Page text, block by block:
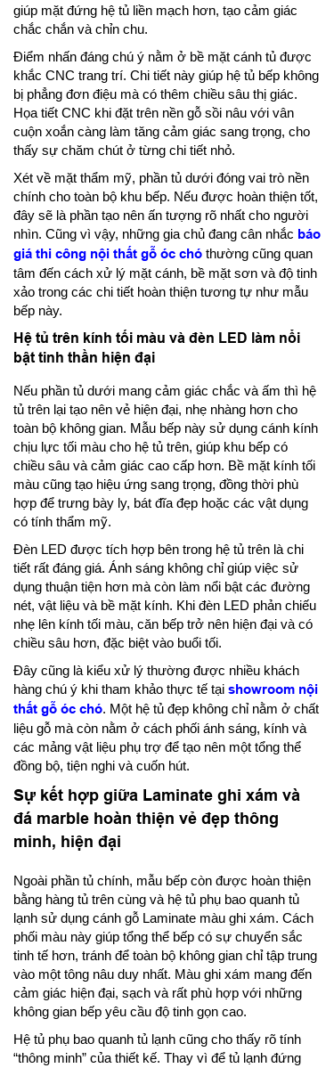
giúp mặt đứng hệ tủ liền mạch hơn, tạo cảm giác
chắc chắn và chỉn chu.
Điểm nhấn đáng chú ý nằm ở bề mặt cánh tủ được
khắc CNC trang trí. Chi tiết này giúp hệ tủ bếp không
bị phẳng đơn điệu mà có thêm chiều sâu thị giác.
Họa tiết CNC khi đặt trên nền gỗ sồi nâu với vân
cuộn xoắn càng làm tăng cảm giác sang trọng, cho
thấy sự chăm chút ở từng chi tiết nhỏ.
Xét về mặt thẩm mỹ, phần tủ dưới đóng vai trò nền
chính cho toàn bộ khu bếp. Nếu được hoàn thiện tốt,
đây sẽ là phần tạo nên ấn tượng rõ nhất cho người
nhìn. Cũng vì vậy, những gia chủ đang cân nhắc báo
giá thi công nội thất gỗ óc chó thường cũng quan
tâm đến cách xử lý mặt cánh, bề mặt sơn và độ tinh
xảo trong các chi tiết hoàn thiện tương tự như mẫu
bếp này.
Hệ tủ trên kính tối màu và đèn LED làm nổi
bật tinh thần hiện đại
Nếu phần tủ dưới mang cảm giác chắc và ấm thì hệ
tủ trên lại tạo nên vẻ hiện đại, nhẹ nhàng hơn cho
toàn bộ không gian. Mẫu bếp này sử dụng cánh kính
chịu lực tối màu cho hệ tủ trên, giúp khu bếp có
chiều sâu và cảm giác cao cấp hơn. Bề mặt kính tối
màu cũng tạo hiệu ứng sang trọng, đồng thời phù
hợp để trưng bày ly, bát đĩa đẹp hoặc các vật dụng
có tính thẩm mỹ.
Đèn LED được tích hợp bên trong hệ tủ trên là chi
tiết rất đáng giá. Ánh sáng không chỉ giúp việc sử
dụng thuận tiện hơn mà còn làm nổi bật các đường
nét, vật liệu và bề mặt kính. Khi đèn LED phản chiếu
nhẹ lên kính tối màu, căn bếp trở nên hiện đại và có
chiều sâu hơn, đặc biệt vào buổi tối.
Đây cũng là kiểu xử lý thường được nhiều khách
hàng chú ý khi tham khảo thực tế tại showroom nội
thất gỗ óc chó. Một hệ tủ đẹp không chỉ nằm ở chất
liệu gỗ mà còn nằm ở cách phối ánh sáng, kính và
các mảng vật liệu phụ trợ để tạo nên một tổng thể
đồng bộ, tiện nghi và cuốn hút.
Sự kết hợp giữa Laminate ghi xám và
đá marble hoàn thiện vẻ đẹp thông
minh, hiện đại
Ngoài phần tủ chính, mẫu bếp còn được hoàn thiện
bằng hàng tủ trên cùng và hệ tủ phụ bao quanh tủ
lạnh sử dụng cánh gỗ Laminate màu ghi xám. Cách
phối màu này giúp tổng thể bếp có sự chuyển sắc
tinh tế hơn, tránh để toàn bộ không gian chỉ tập trung
vào một tông nâu duy nhất. Màu ghi xám mang đến
cảm giác hiện đại, sạch và rất phù hợp với những
không gian bếp yêu cầu độ tinh gọn cao.
Hệ tủ phụ bao quanh tủ lạnh cũng cho thấy rõ tính
“thông minh” của thiết kế. Thay vì để tủ lạnh đứng